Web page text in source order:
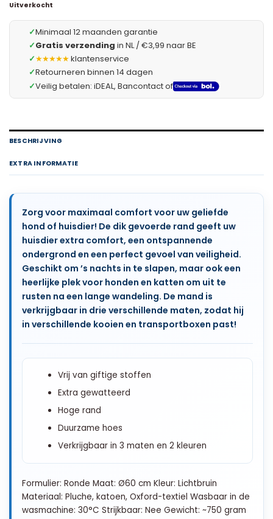
Uitverkocht
✓Minimaal 12 maanden garantie
✓Gratis verzending in NL / €3,99 naar BE
✓★★★★★klantenservice
✓Retourneren binnen 14 dagen
✓Veilig betalen: iDEAL, Bancontact of
BESCHRIJVING
EXTRA INFORMATIE
Zorg voor maximaal comfort voor uw geliefde
hond of huisdier! De dik gevoerde rand geeft uw
huisdier extra comfort, een ontspannende
ondergrond en een perfect gevoel van veiligheid.
Geschikt om ’s nachts in te slapen, maar ook een
heerlijke plek voor honden en katten om uit te
rusten na een lange wandeling. De mand is
verkrijgbaar in drie verschillende maten, zodat hij
in verschillende kooien en transportboxen past!
Vrij van giftige stoffen
Extra gewatteerd
Hoge rand
Duurzame hoes
Verkrijgbaar in 3 maten en 2 kleuren
Formulier: Ronde Maat: Ø60 cm Kleur: Lichtbruin
Materiaal: Pluche, katoen, Oxford-textiel Wasbaar in de
wasmachine: 30°C Strijkbaar: Nee Gewicht: ~750 gram